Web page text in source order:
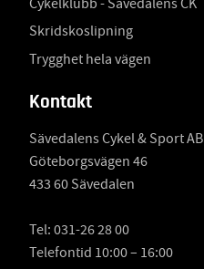
Skridskoslipning
Trygghet hela vägen
Kontakt
Sävedalens Cykel & Sport AB
Göteborgsvägen 46
433 60 Sävedalen
Tel: 031-26 28 00
Telefontid 10:00 – 16:00